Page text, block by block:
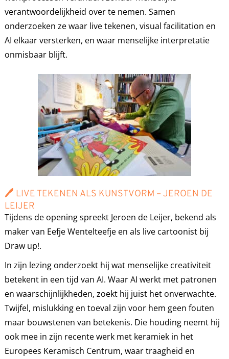
verantwoordelijkheid over te nemen. Samen
onderzoeken ze waar live tekenen, visual facilitation en
AI elkaar versterken, en waar menselijke interpretatie
onmisbaar blijft.
🖊 LIVE TEKENEN ALS KUNSTVORM – JEROEN DE
LEIJER
Tijdens de opening spreekt Jeroen de Leijer, bekend als
maker van Eefje Wentelteefje en als live cartoonist bij
Draw up!.
In zijn lezing onderzoekt hij wat menselijke creativiteit
betekent in een tijd van AI. Waar AI werkt met patronen
en waarschijnlijkheden, zoekt hij juist het onverwachte.
Twijfel, mislukking en toeval zijn voor hem geen fouten
maar bouwstenen van betekenis. Die houding neemt hij
ook mee in zijn recente werk met keramiek in het
Europees Keramisch Centrum, waar traagheid en